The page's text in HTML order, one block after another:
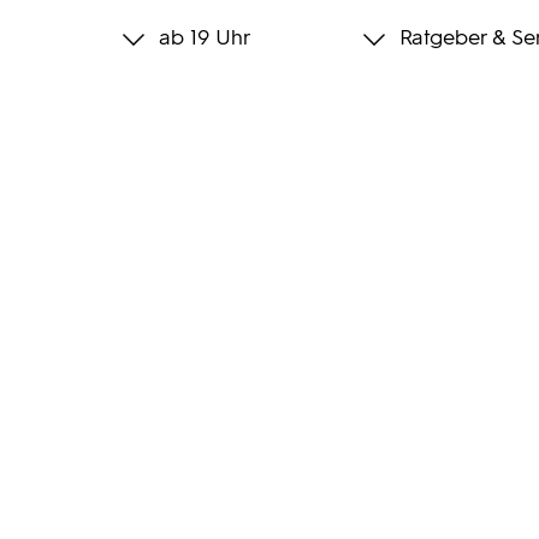
ab 19 Uhr Ratgeber &